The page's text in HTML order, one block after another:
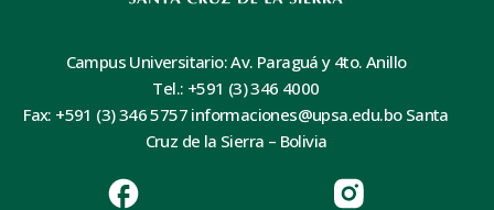
Campus Universitario: Av. Paraguá y 4to. Anillo
Tel.: +591 (3) 346 4000
Fax: +591 (3) 346 5757 informaciones@upsa.edu.bo Santa
Cruz de la Sierra – Bolivia